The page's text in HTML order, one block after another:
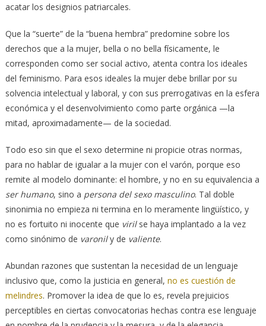
acatar los designios patriarcales.
Que la “suerte” de la “buena hembra” predomine sobre los
derechos que a la mujer, bella o no bella físicamente, le
corresponden como ser social activo, atenta contra los ideales
del feminismo. Para esos ideales la mujer debe brillar por su
solvencia intelectual y laboral, y con sus prerrogativas en la esfera
económica y el desenvolvimiento como parte orgánica —la
mitad, aproximadamente— de la sociedad.
Todo eso sin que el sexo determine ni propicie otras normas,
para no hablar de igualar a la mujer con el varón, porque eso
remite al modelo dominante: el hombre, y no en su equivalencia a
ser humano, sino a persona del sexo masculino. Tal doble
sinonimia no empieza ni termina en lo meramente lingüístico, y
no es fortuito ni inocente que virilse haya implantado a la vez
como sinónimo de varonily de valiente.
Abundan razones que sustentan la necesidad de un lenguaje
inclusivo que, como la justicia en general, no es cuestión de
melindres. Promover la idea de que lo es, revela prejuicios
perceptibles en ciertas convocatorias hechas contra ese lenguaje